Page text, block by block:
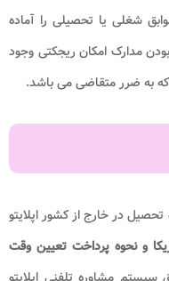
شغلی یا تحصیلی را آماده
مدارک امکان ریجکتی وجود
به ضرر متقاضی می باشد.
در خارج از کشور اپلایتو
و نحوه پرداخت تعیین وقت